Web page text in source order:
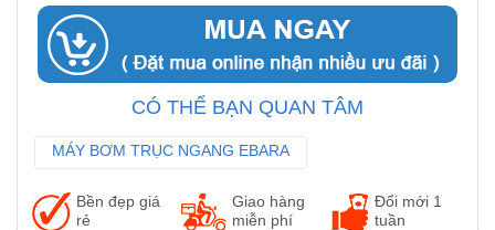
CÓ THỂ BẠN QUAN TÂM
MÁY BƠM TRỤC NGANG EBARA
MÁY BƠM CÔNG NGHIỆP EBARA
Bền đẹp giá
rẻ
Giao hàng
miễn phí
Đổi mới 1
tuần